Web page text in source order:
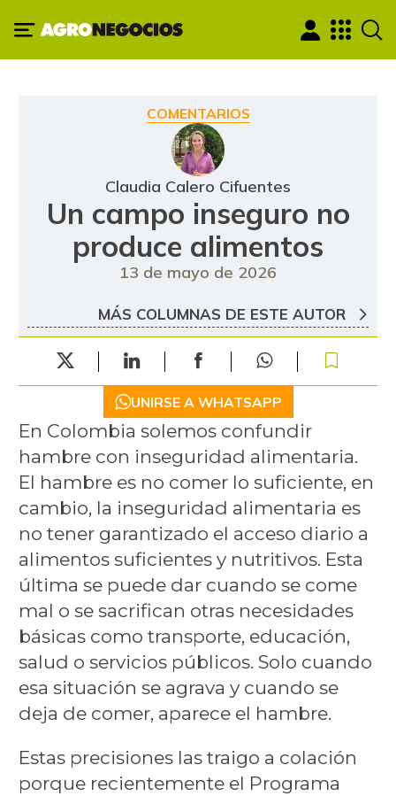
COMENTARIOS
Claudia Calero Cifuentes
Un campo inseguro no
produce alimentos
13 de mayo de 2026
MÁS COLUMNAS DE ESTE AUTOR
UNIRSE A WHATSAPP
En Colombia solemos confundir
hambre con inseguridad alimentaria.
El hambre es no comer lo suficiente, en
cambio, la inseguridad alimentaria es
no tener garantizado el acceso diario a
alimentos suficientes y nutritivos. Esta
última se puede dar cuando se come
mal o se sacrifican otras necesidades
básicas como transporte, educación,
salud o servicios públicos. Solo cuando
esa situación se agrava y cuando se
deja de comer, aparece el hambre.
Estas precisiones las traigo a colación
porque recientemente el Programa